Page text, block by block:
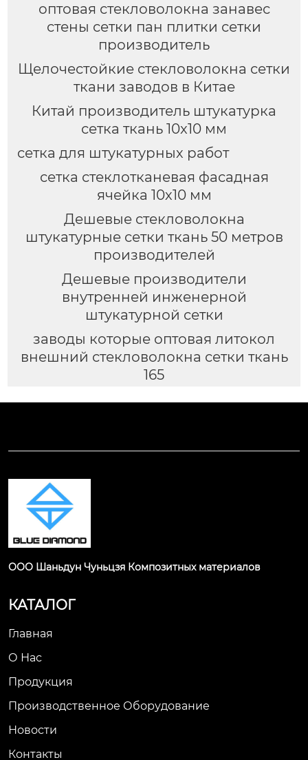
оптовая стекловолокна занавес
стены сетки пан плитки сетки
производитель
Щелочестойкие стекловолокна сетки
ткани заводов в Китае
Китай производитель штукатурка
сетка ткань 10x10 мм
сетка для штукатурных работ
сетка стеклотканевая фасадная
ячейка 10х10 мм
Дешевые стекловолокна
штукатурные сетки ткань 50 метров
производителей
Дешевые производители
внутренней инженерной
штукатурной сетки
заводы которые оптовая литокол
внешний стекловолокна сетки ткань
165
ООО Шаньдун Чуньцзя Композитных материалов
КАТАЛОГ
Главная
О Нас
Продукция
Производственное Оборудование
Новости
Контакты